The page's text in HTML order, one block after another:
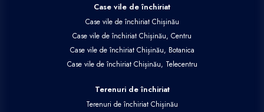
Case vile de închiriat
Case vile de închiriat Chișinău
Case vile de închiriat Chișinău, Centru
Case vile de închiriat Chișinău, Botanica
Case vile de închiriat Chișinău, Telecentru
Terenuri de închiriat
Terenuri de închiriat Chișinău